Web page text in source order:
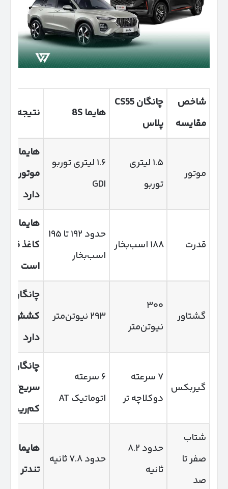
شاخص
مقایسه
چانگانCS55
پلاس
هایما 8S نتیجه
موتور
۱.۵ لیتری
توربو
۱.۶ لیتری توربو
GDI
هایما
موتور
دارد
قدرت ۱۸۸ اسب‌بخار
حدود ۱۹۲ تا ۱۹۵
اسب‌بخار
هایما روی
کاغذ
است
گشتاور
۳۰۰
نیوتن‌متر
۲۹۳ نیوتن‌متر
چانگان
کشش
دارد
گیربکس
۷ سرعته
دوکلاچه تر
۶ سرعته
اتوماتیک AT
چانگان
سریع‌تر؛
شتاب
صفر تا
صد
حدود ۸.۲
ثانیه
حدود ۷.۸ ثانیه
هایما
تندتر